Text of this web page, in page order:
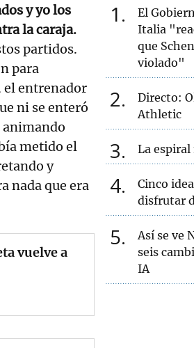
y yo los
la caraja.
partidos.
para
entrenador
ni se enteró
animando
metido el
y
nada que era
vuelve a
1
El
Italia
que
violado"
2
Directo:
Athletic
3 La espiral
4
Cinco
disfrutar
5
Así se ve
seis
IA